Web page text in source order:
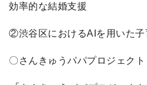
効率的な結婚支援
②渋谷区におけるAIを用いた子
〇さんきゅうパパプロジェクト